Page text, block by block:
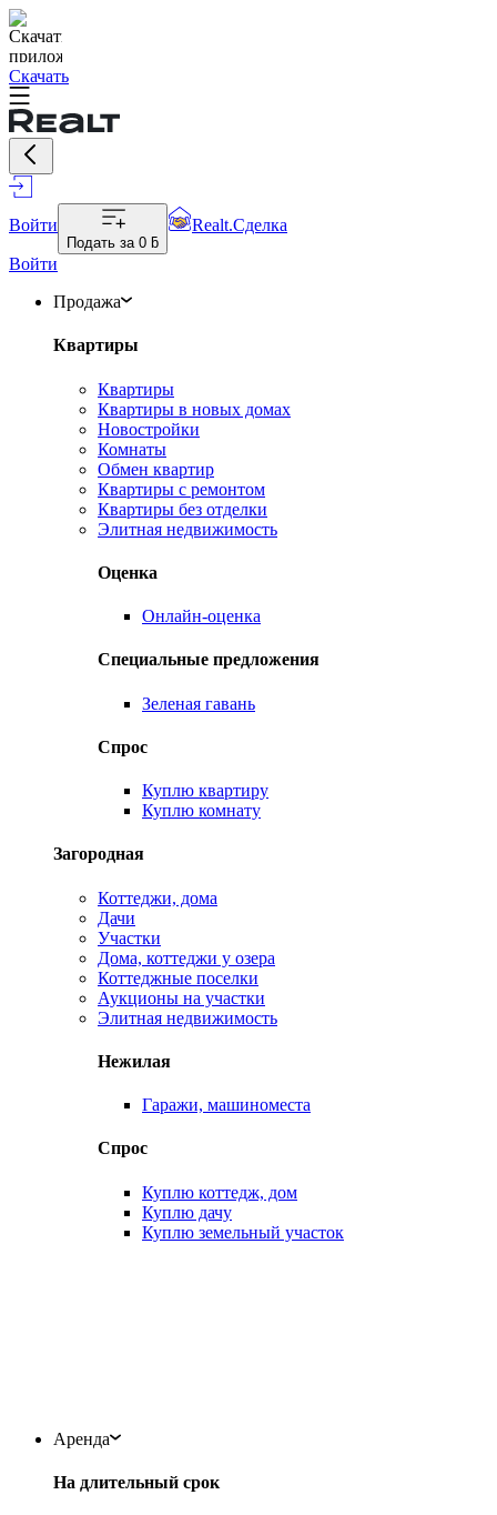
Скачать
Войти
Подать за 0 ƃ
Realt.Сделка
Войти
Продажа
Квартиры
Квартиры
Квартиры в новых домах
Новостройки
Комнаты
Обмен квартир
Квартиры с ремонтом
Квартиры без отделки
Элитная недвижимость
Оценка
Онлайн-оценка
Специальные предложения
Зеленая гавань
Спрос
Куплю квартиру
Куплю комнату
Загородная
Коттеджи, дома
Дачи
Участки
Дома, коттеджи у озера
Коттеджные поселки
Аукционы на участки
Элитная недвижимость
Нежилая
Гаражи, машиноместа
Спрос
Куплю коттедж, дом
Куплю дачу
Куплю земельный участок
Аренда
На длительный срок